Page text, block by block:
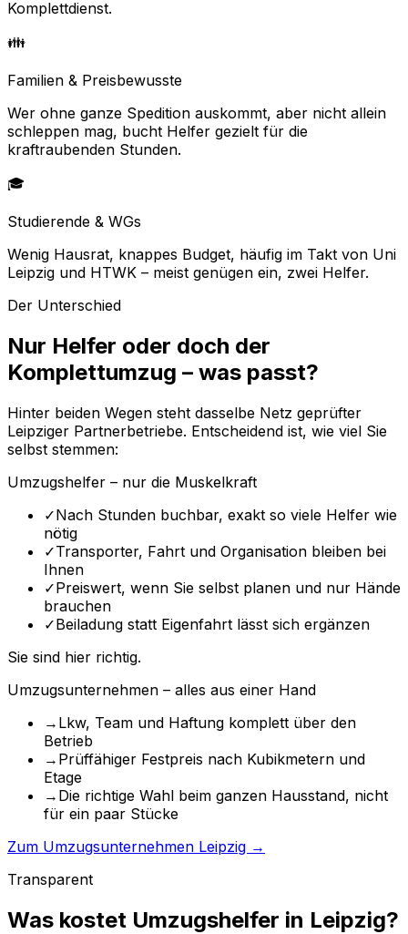
Komplettdienst.
👪
Familien & Preisbewusste
Wer ohne ganze Spedition auskommt, aber nicht allein
schleppen mag, bucht Helfer gezielt für die
kraftraubenden Stunden.
🎓
Studierende & WGs
Wenig Hausrat, knappes Budget, häufig im Takt von Uni
Leipzig und HTWK – meist genügen ein, zwei Helfer.
Der Unterschied
Nur Helfer oder doch der
Komplettumzug – was passt?
Hinter beiden Wegen steht dasselbe Netz geprüfter
Leipziger Partnerbetriebe. Entscheidend ist, wie viel Sie
selbst stemmen:
Umzugshelfer – nur die Muskelkraft
✓Nach Stunden buchbar, exakt so viele Helfer wie
nötig
✓Transporter, Fahrt und Organisation bleiben bei
Ihnen
✓Preiswert, wenn Sie selbst planen und nur Hände
brauchen
✓Beiladung statt Eigenfahrt lässt sich ergänzen
Sie sind hier richtig.
Umzugsunternehmen – alles aus einer Hand
→ Lkw, Team und Haftung komplett über den
Betrieb
→ Prüffähiger Festpreis nach Kubikmetern und
Etage
→ Die richtige Wahl beim ganzen Hausstand, nicht
für ein paar Stücke
Zum Umzugsunternehmen Leipzig →
Transparent
Was kostet Umzugshelfer in Leipzig?